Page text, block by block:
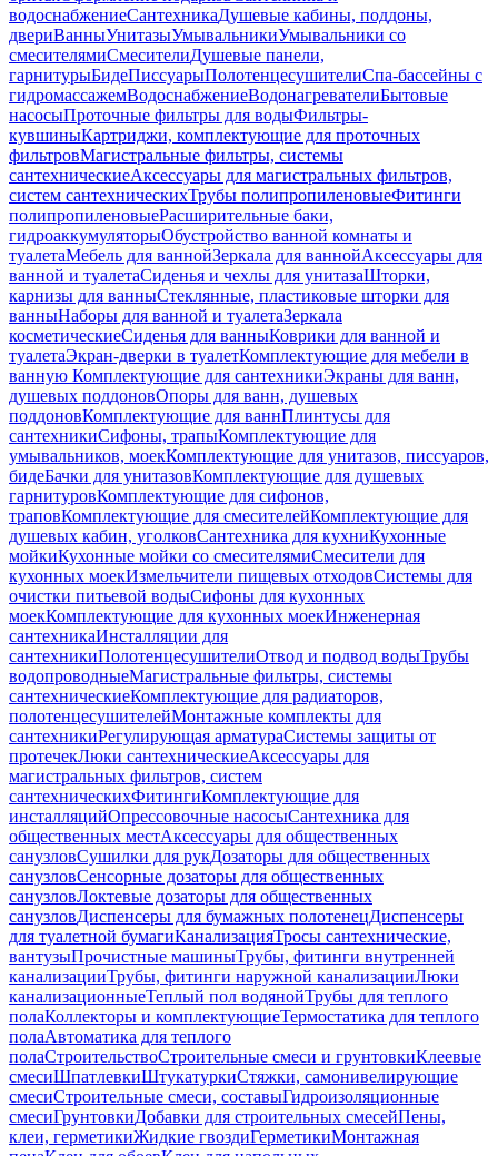
водоснабжениеСантехникаДушевые кабины, поддоны,
двериВанныУнитазыУмывальникиУмывальники со
смесителямиСмесителиДушевые панели,
гарнитурыБидеПиссуарыПолотенцесушителиСпа-бассейны с
гидромассажемВодоснабжениеВодонагревателиБытовые
насосыПроточные фильтры для водыФильтры-
кувшиныКартриджи, комплектующие для проточных
фильтровМагистральные фильтры, системы
сантехническиеАксессуары для магистральных фильтров,
систем сантехническихТрубы полипропиленовыеФитинги
полипропиленовыеРасширительные баки,
гидроаккумуляторыОбустройство ванной комнаты и
туалетаМебель для ваннойЗеркала для ваннойАксессуары для
ванной и туалетаСиденья и чехлы для унитазаШторки,
карнизы для ванныСтеклянные, пластиковые шторки для
ванныНаборы для ванной и туалетаЗеркала
косметическиеСиденья для ванныКоврики для ванной и
туалетаЭкран-дверки в туалетКомплектующие для мебели в
ванную Комплектующие для сантехникиЭкраны для ванн,
душевых поддоновОпоры для ванн, душевых
поддоновКомплектующие для ваннПлинтусы для
сантехникиСифоны, трапыКомплектующие для
умывальников, моекКомплектующие для унитазов, писсуаров,
бидеБачки для унитазовКомплектующие для душевых
гарнитуровКомплектующие для сифонов,
траповКомплектующие для смесителейКомплектующие для
душевых кабин, уголковСантехника для кухниКухонные
мойкиКухонные мойки со смесителямиСмесители для
кухонных моекИзмельчители пищевых отходовСистемы для
очистки питьевой водыСифоны для кухонных
моекКомплектующие для кухонных моекИнженерная
сантехникаИнсталляции для
сантехникиПолотенцесушителиОтвод и подвод водыТрубы
водопроводныеМагистральные фильтры, системы
сантехническиеКомплектующие для радиаторов,
полотенцесушителейМонтажные комплекты для
сантехникиРегулирующая арматураСистемы защиты от
протечекЛюки сантехническиеАксессуары для
магистральных фильтров, систем
сантехническихФитингиКомплектующие для
инсталляцийОпрессовочные насосыСантехника для
общественных местАксессуары для общественных
санузловСушилки для рукДозаторы для общественных
санузловСенсорные дозаторы для общественных
санузловЛоктевые дозаторы для общественных
санузловДиспенсеры для бумажных полотенецДиспенсеры
для туалетной бумагиКанализацияТросы сантехнические,
вантузыПрочистные машиныТрубы, фитинги внутренней
канализацииТрубы, фитинги наружной канализацииЛюки
канализационныеТеплый пол водянойТрубы для теплого
полаКоллекторы и комплектующиеТермостатика для теплого
полаАвтоматика для теплого
полаСтроительствоСтроительные смеси и грунтовкиКлеевые
смесиШпатлевкиШтукатуркиСтяжки, самонивелирующие
смесиСтроительные смеси, составыГидроизоляционные
смесиГрунтовкиДобавки для строительных смесейПены,
клеи, герметикиЖидкие гвоздиГерметикиМонтажная